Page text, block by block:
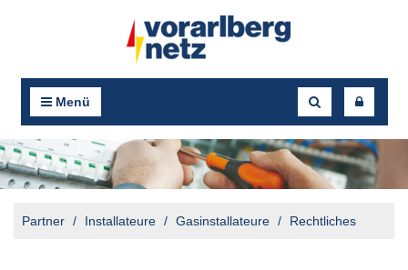
Menü
Partner Installateure Gasinstallateure Rechtliches